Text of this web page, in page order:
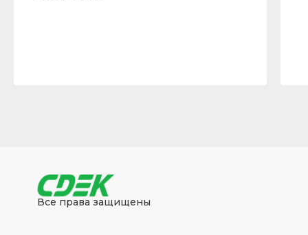
Все права защищены